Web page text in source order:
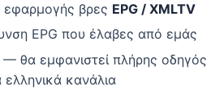
εφαρμογής βρες EPG / XMLTV
EPG που έλαβες από εμάς
θα εμφανιστεί πλήρης οδηγός
κανάλια